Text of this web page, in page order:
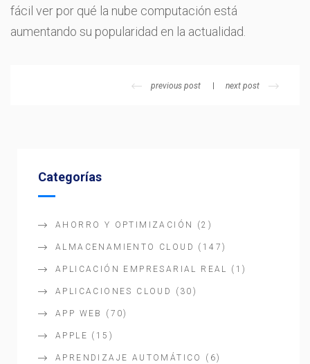
fácil ver por qué la nube computación está
aumentando su popularidad en la actualidad.
previous post next post
Categorías
AHORRO Y OPTIMIZACIÓN (2)
ALMACENAMIENTO CLOUD (147)
APLICACIÓN EMPRESARIAL REAL (1)
APLICACIONES CLOUD (30)
APP WEB (70)
APPLE (15)
APRENDIZAJE AUTOMÁTICO (6)